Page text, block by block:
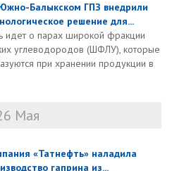
Балыкском ГПЗ внедрили
решение для...
идет о парах широкой фракции
углеводородов (ШФЛУ), которые
при хранении продукции в
Мая
«Татнефть» наладила
гаприна из...